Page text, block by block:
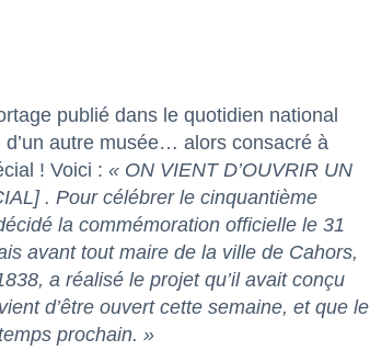
publié dans le quotidien national
d’un autre musée… alors consacré à
! Voici : « ON VIENT D’OUVRIR UN
. Pour célébrer le cinquantième
la commémoration officielle le 31
avant tout maire de la ville de Cahors,
a réalisé le projet qu’il avait conçu
d’être ouvert cette semaine, et que le
prochain. »